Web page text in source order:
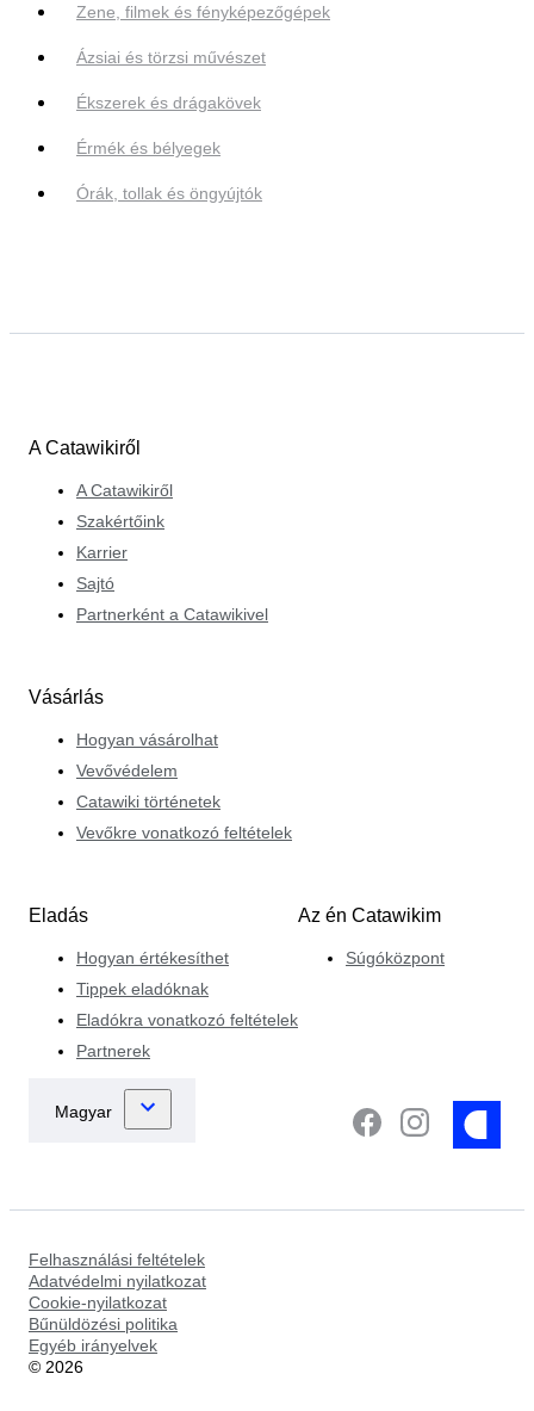
Zene, filmek és fényképezőgépek
Ázsiai és törzsi művészet
Ékszerek és drágakövek
Érmék és bélyegek
Órák, tollak és öngyújtók
A Catawikiről
A Catawikiről
Szakértőink
Karrier
Sajtó
Partnerként a Catawikivel
Vásárlás
Hogyan vásárolhat
Vevővédelem
Catawiki történetek
Vevőkre vonatkozó feltételek
Eladás
Hogyan értékesíthet
Tippek eladóknak
Eladókra vonatkozó feltételek
Partnerek
Az én Catawikim
Súgóközpont
Felhasználási feltételek
Adatvédelmi nyilatkozat
Cookie-nyilatkozat
Bűnüldözési politika
Egyéb irányelvek
© 2026